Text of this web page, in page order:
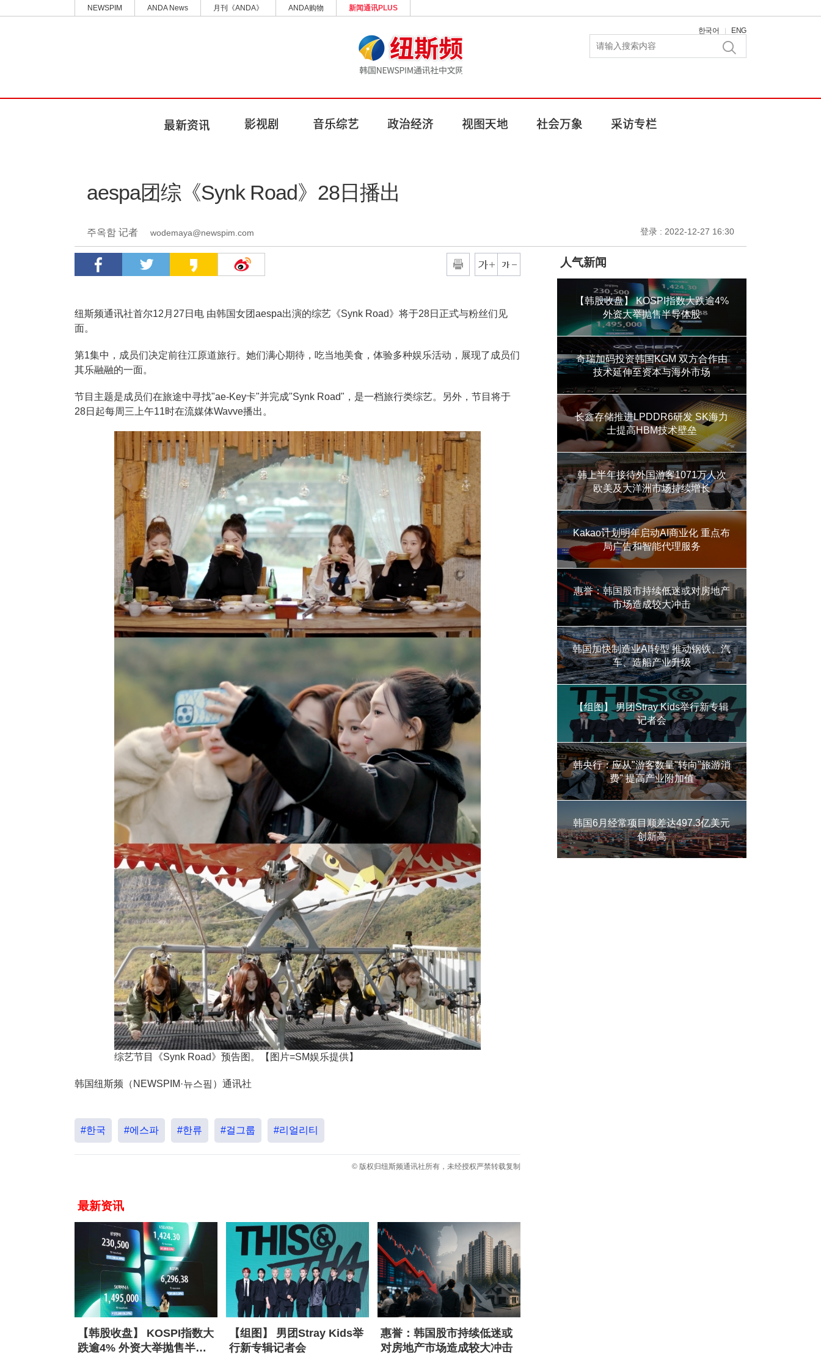
NEWSPIM ANDA News 月刊《ANDA》 ANDA购物 新闻通讯PLUS
한국어 | ENG
aespa团综《Synk Road》28日播出
주옥함 记者 wodemaya@newspim.com 登录 : 2022-12-27 16:30
纽斯频通讯社首尔12月27日电 由韩国女团aespa出演的综艺《Synk Road》将于28日正式与粉丝们见
面。
第1集中，成员们决定前往江原道旅行。她们满心期待，吃当地美食，体验多种娱乐活动，展现了成员们
其乐融融的一面。
节目主题是成员们在旅途中寻找"ae-Key卡"并完成"Synk Road"，是一档旅行类综艺。另外，节目将于
28日起每周三上午11时在流媒体Wavve播出。
综艺节目《Synk Road》预告图。【图片=SM娱乐提供】
韩国纽斯频（NEWSPIM·뉴스핌）通讯社
#한국 #에스파 #한류 #걸그룹 #리얼리티
© 版权归纽斯频通讯社所有，未经授权严禁转载复制
最新资讯
【韩股收盘】 KOSPI指数大
跌逾4% 外资大举抛售半导
【组图】 男团Stray Kids举
行新专辑记者会
惠誉：韩国股市持续低迷或
对房地产市场造成较大冲击
人气新闻
【韩股收盘】 KOSPI指数大跌逾4%
外资大举抛售半导体股
奇瑞加码投资韩国KGM 双方合作由
技术延伸至资本与海外市场
长鑫存储推进LPDDR6研发 SK海力
士提高HBM技术壁垒
韩上半年接待外国游客1071万人次
欧美及大洋洲市场持续增长
Kakao计划明年启动AI商业化 重点布
局广告和智能代理服务
惠誉：韩国股市持续低迷或对房地产
市场造成较大冲击
韩国加快制造业AI转型 推动钢铁、汽
车、造船产业升级
【组图】 男团Stray Kids举行新专辑
记者会
韩央行：应从"游客数量"转向"旅游消
费" 提高产业附加值
韩国6月经常项目顺差达497.3亿美元
创新高